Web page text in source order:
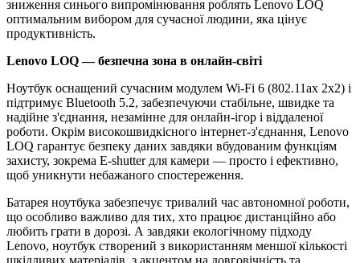
зниження синього випромінювання роблять Lenovo LOQ
оптимальним вибором для сучасної людини, яка цінує
продуктивність.
Lenovo LOQ — безпечна зона в онлайн-світі
Ноутбук оснащений сучасним модулем Wi-Fi 6 (802.11ax 2x2) і
підтримує Bluetooth 5.2, забезпечуючи стабільне, швидке та
надійне з'єднання, незамінне для онлайн-ігор і віддаленої
роботи. Окрім високошвидкісного інтернет-з'єднання, Lenovo
LOQ гарантує безпеку даних завдяки вбудованим функціям
захисту, зокрема E-shutter для камери — просто і ефективно,
щоб уникнути небажаного спостереження.
Батарея ноутбука забезпечує тривалий час автономної роботи,
що особливо важливо для тих, хто працює дистанційно або
любить грати в дорозі. А завдяки екологічному підходу
Lenovo, ноутбук створений з використанням меншої кількості
шкідливих матеріалів, з акцентом на довговічність та